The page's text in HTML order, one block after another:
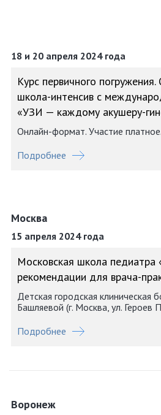
18 и 20 апреля 2024 года
Курс первичного
школа-интенсив с
«УЗИ — каждому акушеру-
Онлайн-формат. Участие платное.
Подробнее
Москва
15 апреля 2024 года
Московская школа педиатра
рекомендации для врача-
Детская городская клиническая
Башляевой (г. Москва, ул. Героев
Подробнее
Воронеж